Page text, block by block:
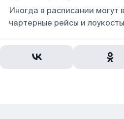
Иногда в расписании могут
чартерные рейсы и